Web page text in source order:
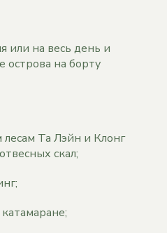
или на весь день и
острова на борту
Та Лэйн и Клонг
скал;